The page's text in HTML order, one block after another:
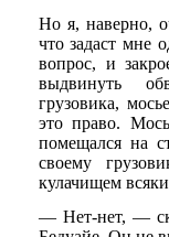
Но я, наверно,
что задаст мне
вопрос, и
выдвинуть
грузовика,
это право.
помещался на
своему
кулачищем
— Нет-нет, —